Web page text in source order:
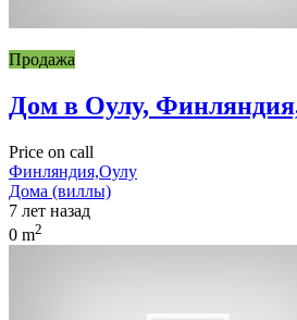
Продажа
Дом в Оулу,
Price on call
Финляндия,Оулу
Дома (виллы)
7 лет назад
0 m2